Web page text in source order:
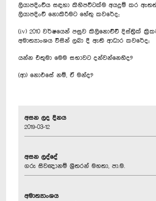
ලියාපදිංචිය සඳහා කිහිපවිටක්ම අයදුම් කර
ලියාපදිංචි නොකිරීමට හේතු කවරේද;
(iv) 2010 වර්ෂයෙන් පසුව කිලිනොච්චි දිස්ත්‍රික්
අමාත්‍යාංශය විසින් ලබා දී ඇති ආධාර කවරේද;
යන්න එතුමා මෙම සභාවට දන්වන්නෙහිද?
(ආ) නොඑසේ නම්, ඒ මන්ද?
අසන ලද දිනය
2019-03-12
අසන ලද්දේ
ගරු සිවඥානම් ශ්‍රීතරන් මහතා, පා.ම.
අමාත්‍යාංශය